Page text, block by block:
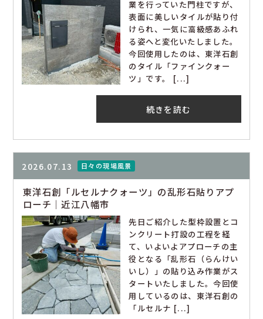
業を行っていた門柱ですが、
表面に美しいタイルが貼り付
けられ、一気に高級感あふれ
る姿へと変化いたしました。
今回使用したのは、東洋石創
のタイル「ファインクォー
ツ」です。 [...]
続きを読む
2026.07.13 日々の現場風景
東洋石創「ルセルナクォーツ」の乱形石貼りアプ
ローチ｜近江八幡市
先日ご紹介した型枠設置とコ
ンクリート打設の工程を経
て、いよいよアプローチの主
役となる「乱形石（らんけい
いし）」の貼り込み作業がス
タートいたしました。今回使
用しているのは、東洋石創の
「ルセルナ [...]